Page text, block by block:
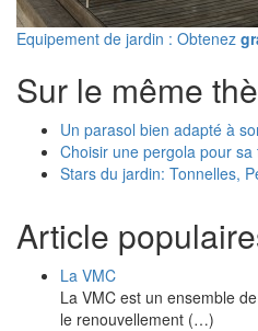
Equipement de jardin : Obtenez
Sur le même
Un parasol bien adapté à
Choisir une pergola pour sa
Stars du jardin: Tonnelles,
Article
La VMC
La VMC est un ensemble
le renouvellement (…)